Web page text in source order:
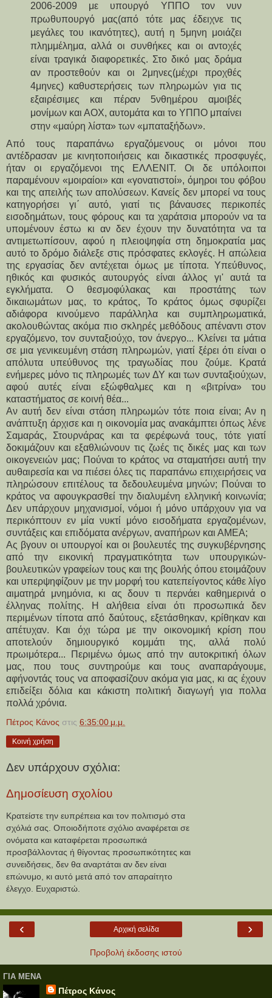
2006-2009 με υπουργό ΥΠΠΟ τον νυν
πρωθυπουργό μας(από τότε μας έδειχνε τις
μεγάλες του ικανότητες), αυτή η 5μηνη μοιάζει
πλημμέλημα, αλλά οι συνθήκες και οι αντοχές
είναι τραγικά διαφορετικές. Στο δικό μας δράμα
αν προστεθούν και οι 2μηνες(μέχρι προχθές
4μηνες) καθυστερήσεις των πληρωμών για τις
εξαιρέσιμες και πέραν 5νθημέρου αμοιβές
μονίμων και ΑΟΧ, αυτομάτα και το ΥΠΠΟ μπαίνει
στην «μαύρη λίστα» των «μπαταξήδων».
Από τους παραπάνω εργαζόμενους οι μόνοι που
αντέδρασαν με κινητοποιήσεις και δικαστικές προσφυγές,
ήταν οι εργαζόμενοι της ΕΛΛΕΝΙΤ. Οι δε υπόλοιποι
παραμένουν «μοιραίοι» και «γονατιστοί», όμηροι του φόβου
και της απειλής των απολύσεων. Κανείς δεν μπορεί να τους
κατηγορήσει γι΄ αυτό, γιατί τις βάναυσες περικοπές
εισοδημάτων, τους φόρους και τα χαράτσια μπορούν να τα
υπομένουν έστω κι αν δεν έχουν την δυνατότητα να τα
αντιμετωπίσουν, αφού η πλειοψηφία στη δημοκρατία μας
αυτό το δρόμο διάλεξε στις πρόσφατες εκλογές. Η απώλεια
της εργασίας δεν αντέχεται όμως με τίποτα. Υπεύθυνος,
ηθικός και φυσικός αυτουργός είναι άλλος γι' αυτά τα
εγκλήματα. Ο θεσμοφύλακας και προστάτης των
δικαιωμάτων μας, το κράτος, Το κράτος όμως σφυρίζει
αδιάφορα κινούμενο παράλληλα και συμπληρωματικά,
ακολουθώντας ακόμα πιο σκληρές μεθόδους απέναντι στον
εργαζόμενο, τον συνταξιούχο, τον άνεργο... Κλείνει τα μάτια
σε μια γενικευμένη στάση πληρωμών, γιατί ξέρει ότι είναι ο
απόλυτα υπεύθυνος της τραγωδίας που ζούμε. Κρατά
ενήμερες μόνο τις πληρωμές των ΔΥ και των συνταξιούχων,
αφού αυτές είναι εξώφθαλμες και η «βιτρίνα» του
καταστήματος σε κοινή θέα...
Αν αυτή δεν είναι στάση πληρωμών τότε ποια είναι; Αν η
ανάπτυξη άρχισε και η οικονομία μας ανακάμπτει όπως λένε
Σαμαράς, Στουρνάρας και τα φερέφωνά τους, τότε γιατί
δοκιμάζουν και εξαθλιώνουν τις ζωές τις δικές μας και των
οικογενειών μας; Πούναι το κράτος να σταματήσει αυτή την
αυθαιρεσία και να πιέσει όλες τις παραπάνω επιχειρήσεις να
πληρώσουν επιτέλους τα δεδουλευμένα μηνών; Πούναι το
κράτος να αφουγκρασθεί την διαλυμένη ελληνική κοινωνία;
Δεν υπάρχουν μηχανισμοί, νόμοι ή μόνο υπάρχουν για να
περικόπτουν εν μία νυκτί μόνο εισοδήματα εργαζομένων,
συντάξεις και επιδόματα ανέργων, αναπήρων και ΑΜΕΑ;
Ας βγουν οι υπουργοί και οι βουλευτές της συγκυβέρνησης
από την εικονική πραγματικότητα των υπουργικών-
βουλευτικών γραφείων τους και της βουλής όπου ετοιμάζουν
και υπερψηφίζουν με την μορφή του κατεπείγοντος κάθε λίγο
αιματηρά μνημόνια, κι ας δουν τι περνάει καθημερινά ο
έλληνας πολίτης. Η αλήθεια είναι ότι προσωπικά δεν
περιμένων τίποτα από δαύτους, εξετάσθηκαν, κρίθηκαν και
απέτυχαν. Και όχι τώρα με την οικονομική κρίση που
αποτελούν δημιουργικό κομμάτι της, αλλά πολύ
πρωιμότερα... Περιμένω όμως από την αυτοκριτική όλων
μας, που τους συντηρούμε και τους αναπαράγουμε,
αφήνοντάς τους να αποφασίζουν ακόμα για μας, κι ας έχουν
επιδείξει δόλια και κάκιστη πολιτική διαγωγή για πολλα
πολλά χρόνια.
Πέτρος Κάνος στις 6:35:00 μ.μ.
Κοινή χρήση
Δεν υπάρχουν σχόλια:
Δημοσίευση σχολίου
Κρατείστε την ευπρέπεια και τον πολιτισμό στα
σχόλιά σας. Οποιοδήποτε σχόλιο αναφέρεται σε
ονόματα και καταφέρεται προσωπικά
προσβάλλοντας ή θίγοντας προσωπικότητες και
συνειδήσεις, δεν θα αναρτάται αν δεν είναι
επώνυμο, κι αυτό μετά από τον απαραίτητο
έλεγχο. Ευχαριστώ.
‹ ›
Αρχική σελίδα
Προβολή έκδοσης ιστού
ΓΙΑ ΜΕΝΑ
Πέτρος Κάνος